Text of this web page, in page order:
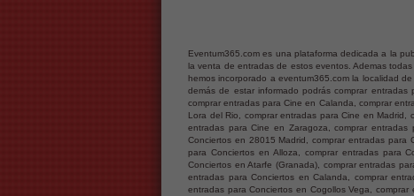
Eventum365.com es una plataforma dedicada a la
la venta de entradas de estos eventos. Ademas
hemos incorporado a eventum365.com la localidad
demás de estar informado podrás comprar
comprar entradas para Cine en Calanda, comprar
Lora del Rio, comprar entradas para Cine en
entradas para Cine en Zaragoza, comprar
Conciertos en 28015 Madrid, comprar entradas para
para Conciertos en Alloza, comprar entradas para
Conciertos en Atarfe (Granada), comprar entradas
entradas para Conciertos en Calanda, comprar
entradas para Conciertos en Cogollos Vega,